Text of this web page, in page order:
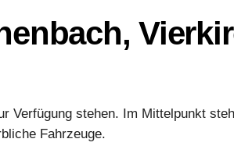
Verfügung stehen. Im Mittelpunkt
Fahrzeuge.